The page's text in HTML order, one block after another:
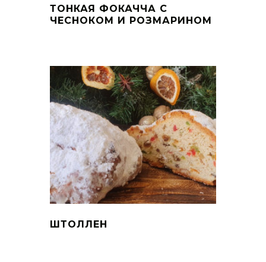
ТОНКАЯ ФОКАЧЧА С
ЧЕСНОКОМ И РОЗМАРИНОМ
ШТОЛЛЕН